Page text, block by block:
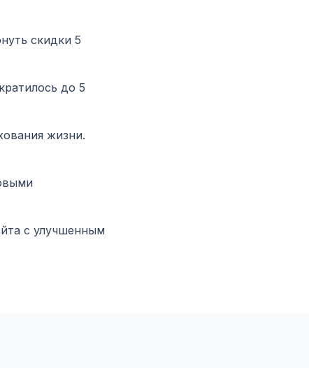
скидки 5
до 5
жизни.
с улучшенным